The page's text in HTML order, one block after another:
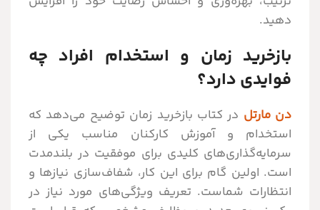
دهید.
بازخرید زمان و استخدام افراد چه
فوایدی دارد؟
دن مارتل در کتاب بازخرید زمان توضیح می‌دهد که
استخدام و آموزش کارکنان مناسب یکی از
سرمایه‌گذاری‌های کلیدی برای موفقیت در بلندمدت
است. اولین گام برای این کار، شفاف‌سازی نیازها و
انتظارات شماست. تعریف ویژگی‌های مورد نیاز در